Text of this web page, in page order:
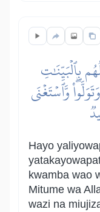
بِٱلۡبَيِّنَٰتِ
وَّٱسۡتَغۡنَى
Hayo
kwamba wao
Mitume wa
wazi na